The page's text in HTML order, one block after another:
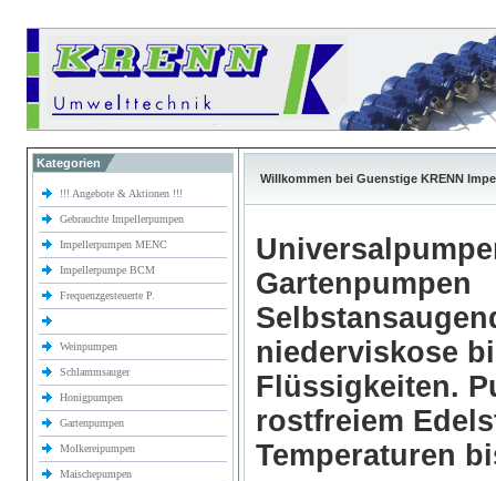
Kategorien
!!! Angebote & Aktionen !!!
Gebrauchte Impellerpumpen
Impellerpumpen MENC
Impellerpumpe BCM
Frequenzgesteuerte P.
Weinpumpen
Schlammsauger
Honigpumpen
Gartenpumpen
Molkereipumpen
Maischepumpen
Willkommen bei Guenstige KRENN
Gartenpumpen
niederviskose
Flüssigkeiten.
rostfreiem
Temperaturen